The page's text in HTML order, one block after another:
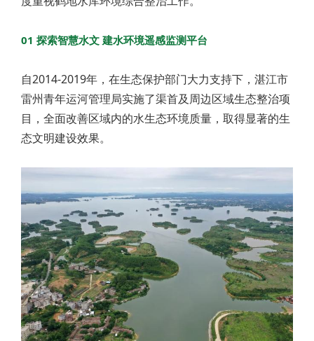
01 探索智慧水文 建水环境遥感监测平台
自2014-2019年，在生态保护部门大力支持下，湛江市
雷州青年运河管理局实施了渠首及周边区域生态整治项
目，全面改善区域内的水生态环境质量，取得显著的生
态文明建设效果。